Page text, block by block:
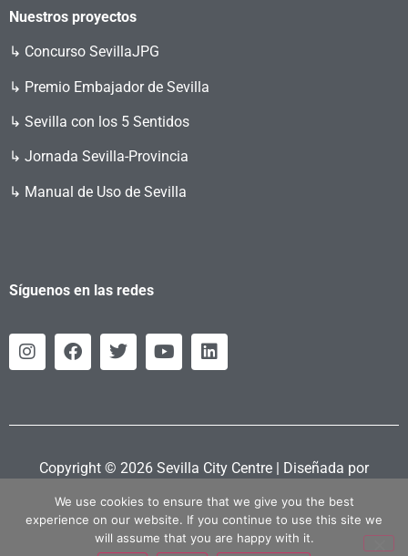
Nuestros proyectos
↳ Concurso SevillaJPG
↳ Premio Embajador de Sevilla
↳ Sevilla con los 5 Sentidos
↳ Jornada Sevilla-Provincia
↳ Manual de Uso de Sevilla
Síguenos en las redes
Copyright © 2026 Sevilla City Centre | Diseñada por
We use cookies to ensure that we give you the best
experience on our website. If you continue to use this site we
will assume that you are happy with it.